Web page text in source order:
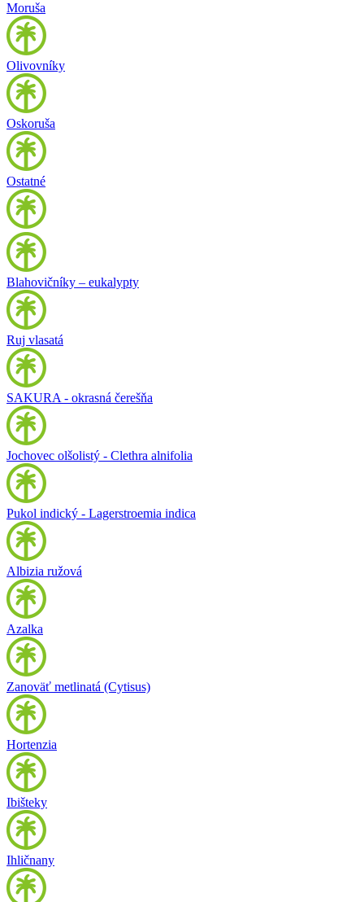
Moruša
Olivovníky
Oskoruša
Ostatné
Blahovičníky – eukalypty
Ruj vlasatá
SAKURA - okrasná čerešňa
Jochovec olšolistý - Clethra alnifolia
Pukol indický - Lagerstroemia indica
Albizia ružová
Azalka
Zanoväť metlinatá (Cytisus)
Hortenzia
Ibišteky
Ihličnany